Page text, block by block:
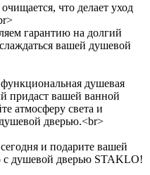
что делает уход
гарантию на долгий
вашей душевой
душевая
придаст вашей ванной
атмосферу света и
дверью.<br>
и подарите вашей
с душевой дверью STAKLO!